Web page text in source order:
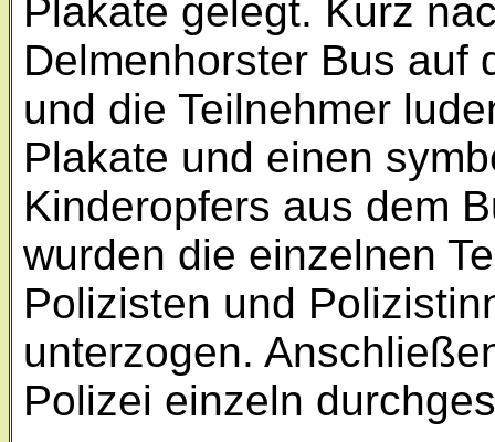
Plakate gelegt. Kurz
Delmenhorster Bus auf
und die Teilnehmer
Plakate und einen
Kinderopfers aus dem
wurden die einzelnen
Polizisten und
unterzogen.
Polizei einzeln